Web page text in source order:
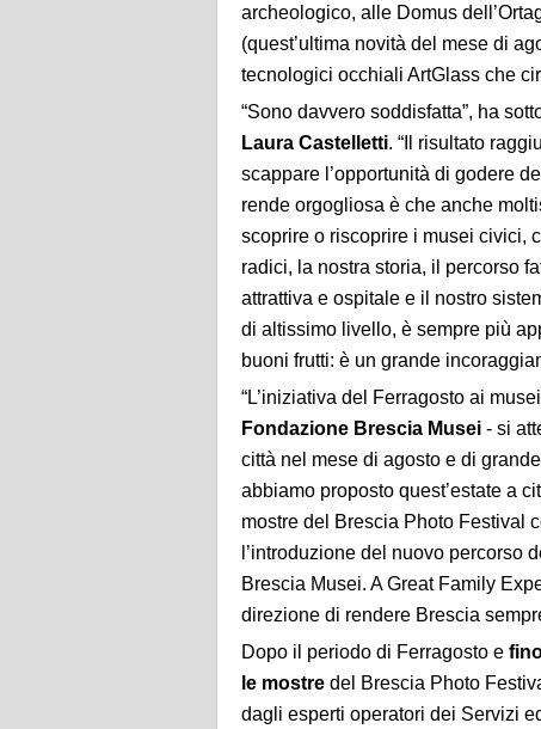
archeologico, alle Domus
(quest’ultima novità del mese di
tecnologici occhiali ArtGlass che
“Sono davvero soddisfatta”, ha
Laura Castelletti. “Il risultato
scappare l’opportunità di godere
rende orgogliosa è che anche
scoprire o riscoprire i musei civici,
radici, la nostra storia, il percorso
attrattiva e ospitale e il nostro
di altissimo livello, è sempre più
buoni frutti: è un grande
“L’iniziativa del Ferragosto ai
Fondazione Brescia Musei - si
città nel mese di agosto e di
abbiamo proposto quest’estate a
mostre del Brescia Photo Festival
l’introduzione del nuovo percorso
Brescia Musei. A Great Family
direzione di rendere Brescia
Dopo il periodo di Ferragosto e
le mostre del Brescia Photo
dagli esperti operatori dei Servizi